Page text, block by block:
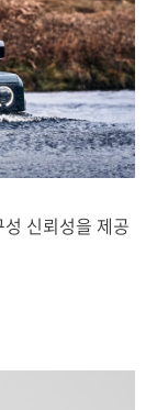
신뢰성을 제공